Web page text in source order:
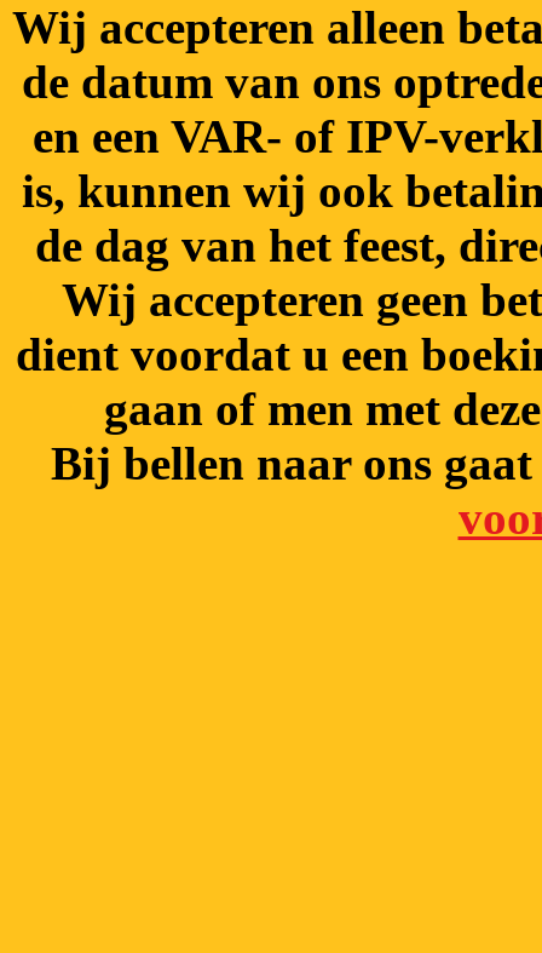
Wij accepteren alleen
de datum van ons
en een VAR- of IPV-
is, kunnen wij ook
de dag van het feest,
Wij accepteren geen
dient voordat u een
gaan of men met
Bij bellen naar ons